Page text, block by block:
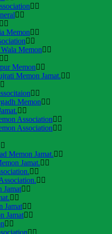
Memon
Memon
Memon
Memon Jamat.
Memon
Association
Association
Memon Jamat.
Jamat.
Jamat
Jamat
Jamat